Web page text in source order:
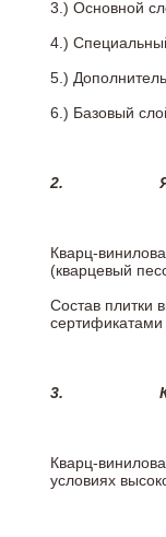
3.) Основной
4.)
5.)
6.) Базовый
2.
Кварц-
(кварцевый
Состав плитки
3.
Кварц-
условиях